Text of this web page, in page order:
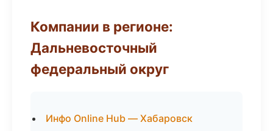
Компании в регионе:
Дальневосточный
федеральный округ
Инфо Online Hub — Хабаровск